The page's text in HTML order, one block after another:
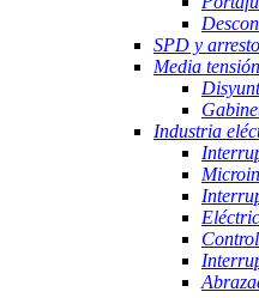
SPD y arresto
Media tensión
Industria